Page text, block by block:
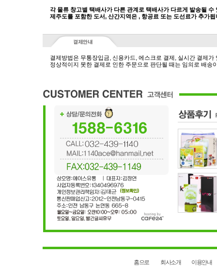
각 물류 창고별 택배사가 다른 관계로 택배사가 다르게 발송될 수
제주도를 포함한 도서, 산간지역은 , 항공료 또는 도선료가 추가됩
결제방법은 무통장입금, 신용카드, 에스크로 결제, 실시간 결제가
정상적이지 못한 결제로 인한 주문으로 판단될 때는 임의로 배송
홈으로 회사소개 이용안내